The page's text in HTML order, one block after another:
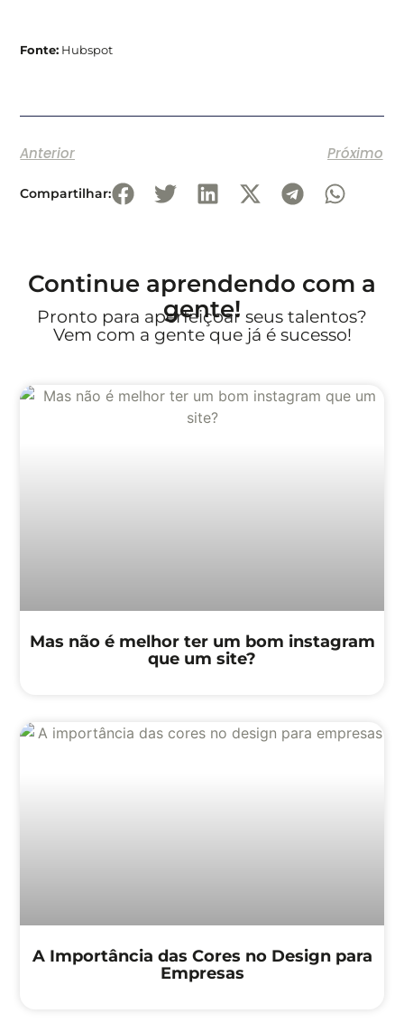
Fonte: Hubspot
Anterior Próximo
Compartilhar:
Continue aprendendo com a
gente!
Pronto para aperfeiçoar seus talentos?
Vem com a gente que já é sucesso!
Mas não é melhor ter um bom instagram
que um site?
A Importância das Cores no Design para
Empresas